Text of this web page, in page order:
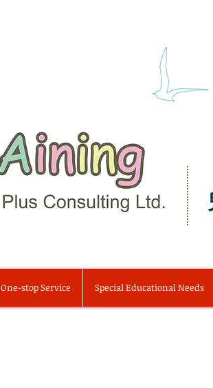
One-stop Service Special Educational Needs